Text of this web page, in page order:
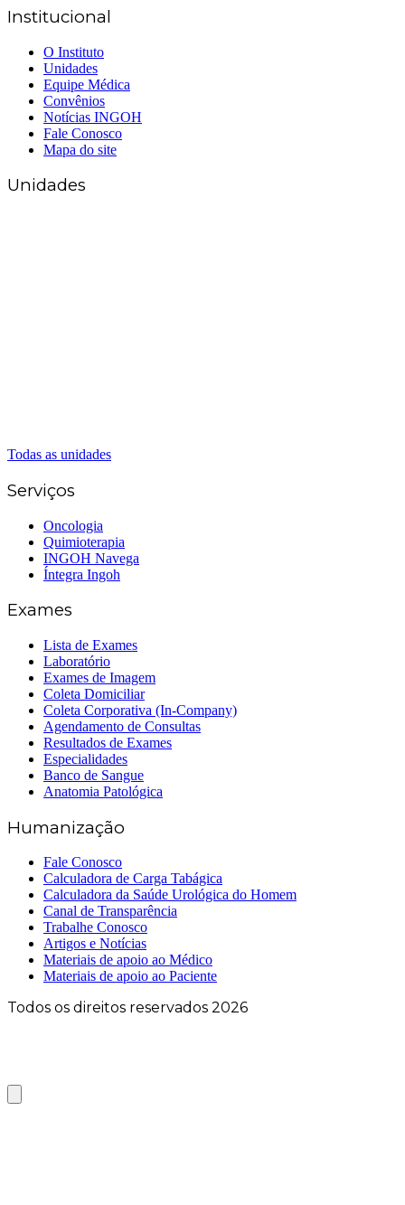
Institucional
O Instituto
Unidades
Equipe Médica
Convênios
Notícias INGOH
Fale Conosco
Mapa do site
Unidades
Todas as unidades
Serviços
Oncologia
Quimioterapia
INGOH Navega
Íntegra Ingoh
Exames
Lista de Exames
Laboratório
Exames de Imagem
Coleta Domiciliar
Coleta Corporativa (In-Company)
Agendamento de Consultas
Resultados de Exames
Especialidades
Banco de Sangue
Anatomia Patológica
Humanização
Fale Conosco
Calculadora de Carga Tabágica
Calculadora da Saúde Urológica do Homem
Canal de Transparência
Trabalhe Conosco
Artigos e Notícias
Materiais de apoio ao Médico
Materiais de apoio ao Paciente
Todos os direitos reservados 2026